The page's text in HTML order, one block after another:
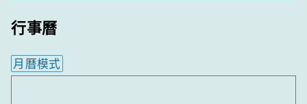
行事曆
月曆模式